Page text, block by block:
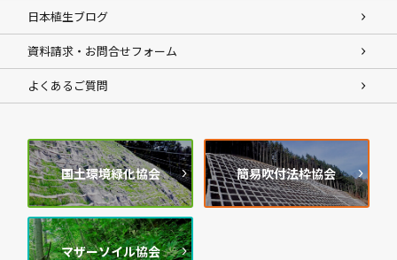
日本植生ブログ
資料請求・お問合せフォーム
よくあるご質問
国土環境緑化協会 簡易吹付法枠協会
マザーソイル協会